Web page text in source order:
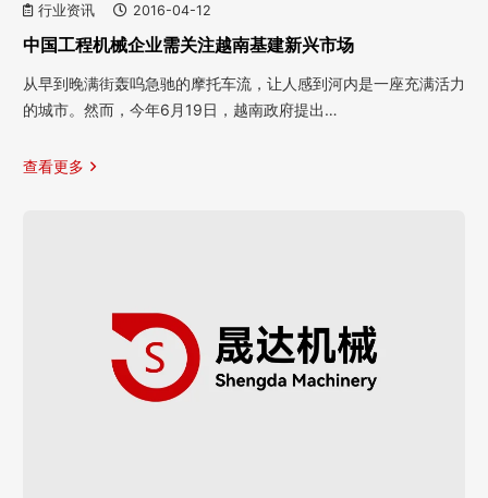
行业资讯 2016-04-12
中国工程机械企业需关注越南基建新兴市场
从早到晚满街轰呜急驰的摩托车流，让人感到河内是一座充满活力
的城市。然而，今年6月19日，越南政府提出…
查看更多